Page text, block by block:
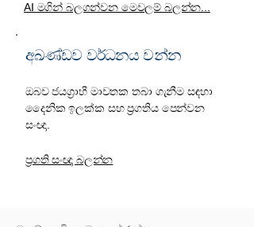
AI මගින් බලගන්වන මෙවලම් බලන්න...
අඛණ්ඩව වර්ධනය වන්න
ඔබව ජයග්‍රාහී මාවතක තබා ගැනීම සඳහා
දෛනික ඉලක්ක සහ ප්‍රගතිය පෙන්වන
සංඥා.
ප්‍රගති සංඥා බලන්න